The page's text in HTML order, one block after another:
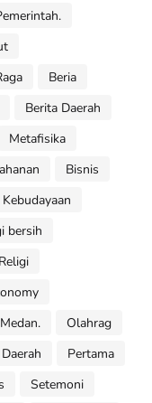
Beria
Berita Daerah
Metafisika
Bisnis
Kebudayaan
bersih
Medan.
Olahrag
Pertama
Setemoni